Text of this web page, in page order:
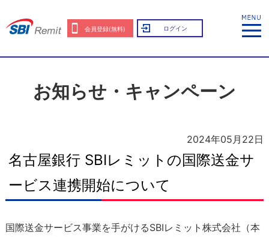
会員登録(無料) ログイン
お知らせ・キャンペーン
2024年05月22日
名古屋銀行 SBIレミットの国際送金サ
ービス連携開始について
国際送金サービス事業を手がけるSBIレミット株式会社（本